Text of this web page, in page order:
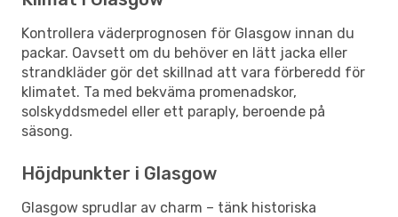
Kontrollera väderprognosen för Glasgow innan du
packar. Oavsett om du behöver en lätt jacka eller
strandkläder gör det skillnad att vara förberedd för
klimatet. Ta med bekväma promenadskor,
solskyddsmedel eller ett paraply, beroende på
säsong.
Höjdpunkter i Glasgow
Glasgow sprudlar av charm – tänk historiska